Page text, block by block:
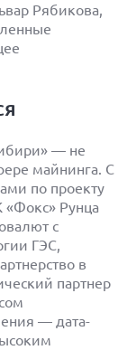
Рябикова,
— не
майнинга. С
по проекту
«Фокс» Рунца
с
ГЭС,
в
партнер
— дата-